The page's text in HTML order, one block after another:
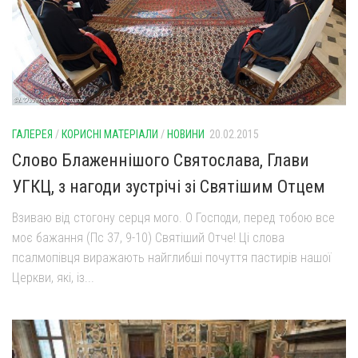
Архистратига Михаїла (м. Люботин)
Покрови Пресвятої Богородиці (с. Вільча)
Преображенська парафія (м. Лозова)
Парафія Благовіщення Пресвятої Богородиці (смт
Золочів)
Парафія Різдва Пресвятої Богородиці м. Берестин
Всіх Святих українського народу (м. Полтава)
Свято-Юріївська парафія (м. Полтава)
Архистратига Михаїла (с. Пригарівка)
Введення у храм Пресвятої Богородиці (с. Дашківка)
Газета Християнський голос
Надруковані числа
Молитви
Галерея
Рух pro-life
ГАЛЕРЕЯ / КОРИСНІ МАТЕРІАЛИ / НОВИНИ 20.02.2015
Слово Блаженнішого Святослава, Глави
УГКЦ, з нагоди зустрічі зі Святішим Отцем
Взиваю від стогону серця мого. О Господи, перед тобою все
моє бажання (Пс 37, 9-10) Святіший Отче! Ці слова
псалмопівця виражають найглибші почуття пастирів нашої
Церкви, які, із...